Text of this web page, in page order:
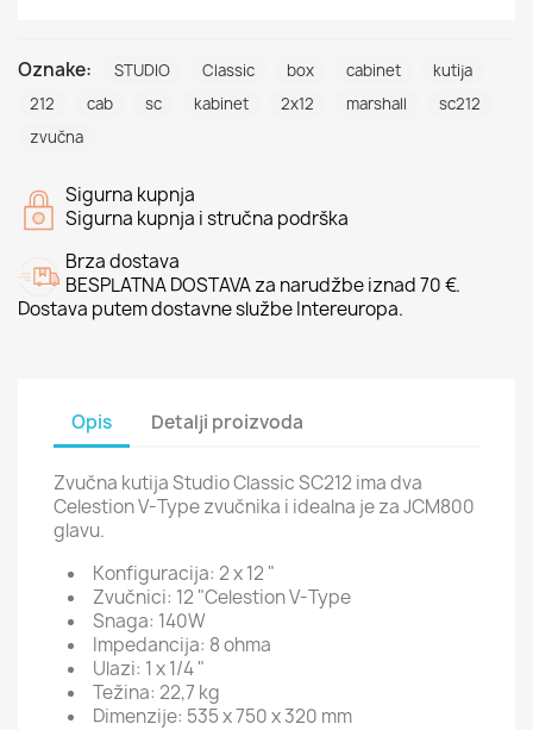
Oznake: STUDIO Classic box cabinet
kutija
212
cab sc kabinet 2x12 marshall
sc212
zvučna
Sigurna kupnja
Sigurna kupnja i stručna podrška
Brza dostava
BESPLATNA DOSTAVA za narudžbe iznad 70 €.
Dostava putem dostavne službe Intereuropa.
Opis Detalji proizvoda
Zvučna kutija Studio Classic SC212 ima dva
Celestion V-Type zvučnika i idealna je za JCM800
glavu.
Konfiguracija: 2 x 12 "
Zvučnici: 12 "Celestion V-Type
Snaga: 140W
Impedancija: 8 ohma
Ulazi: 1 x 1/4 "
Težina: 22,7 kg
Dimenzije: 535 x 750 x 320 mm